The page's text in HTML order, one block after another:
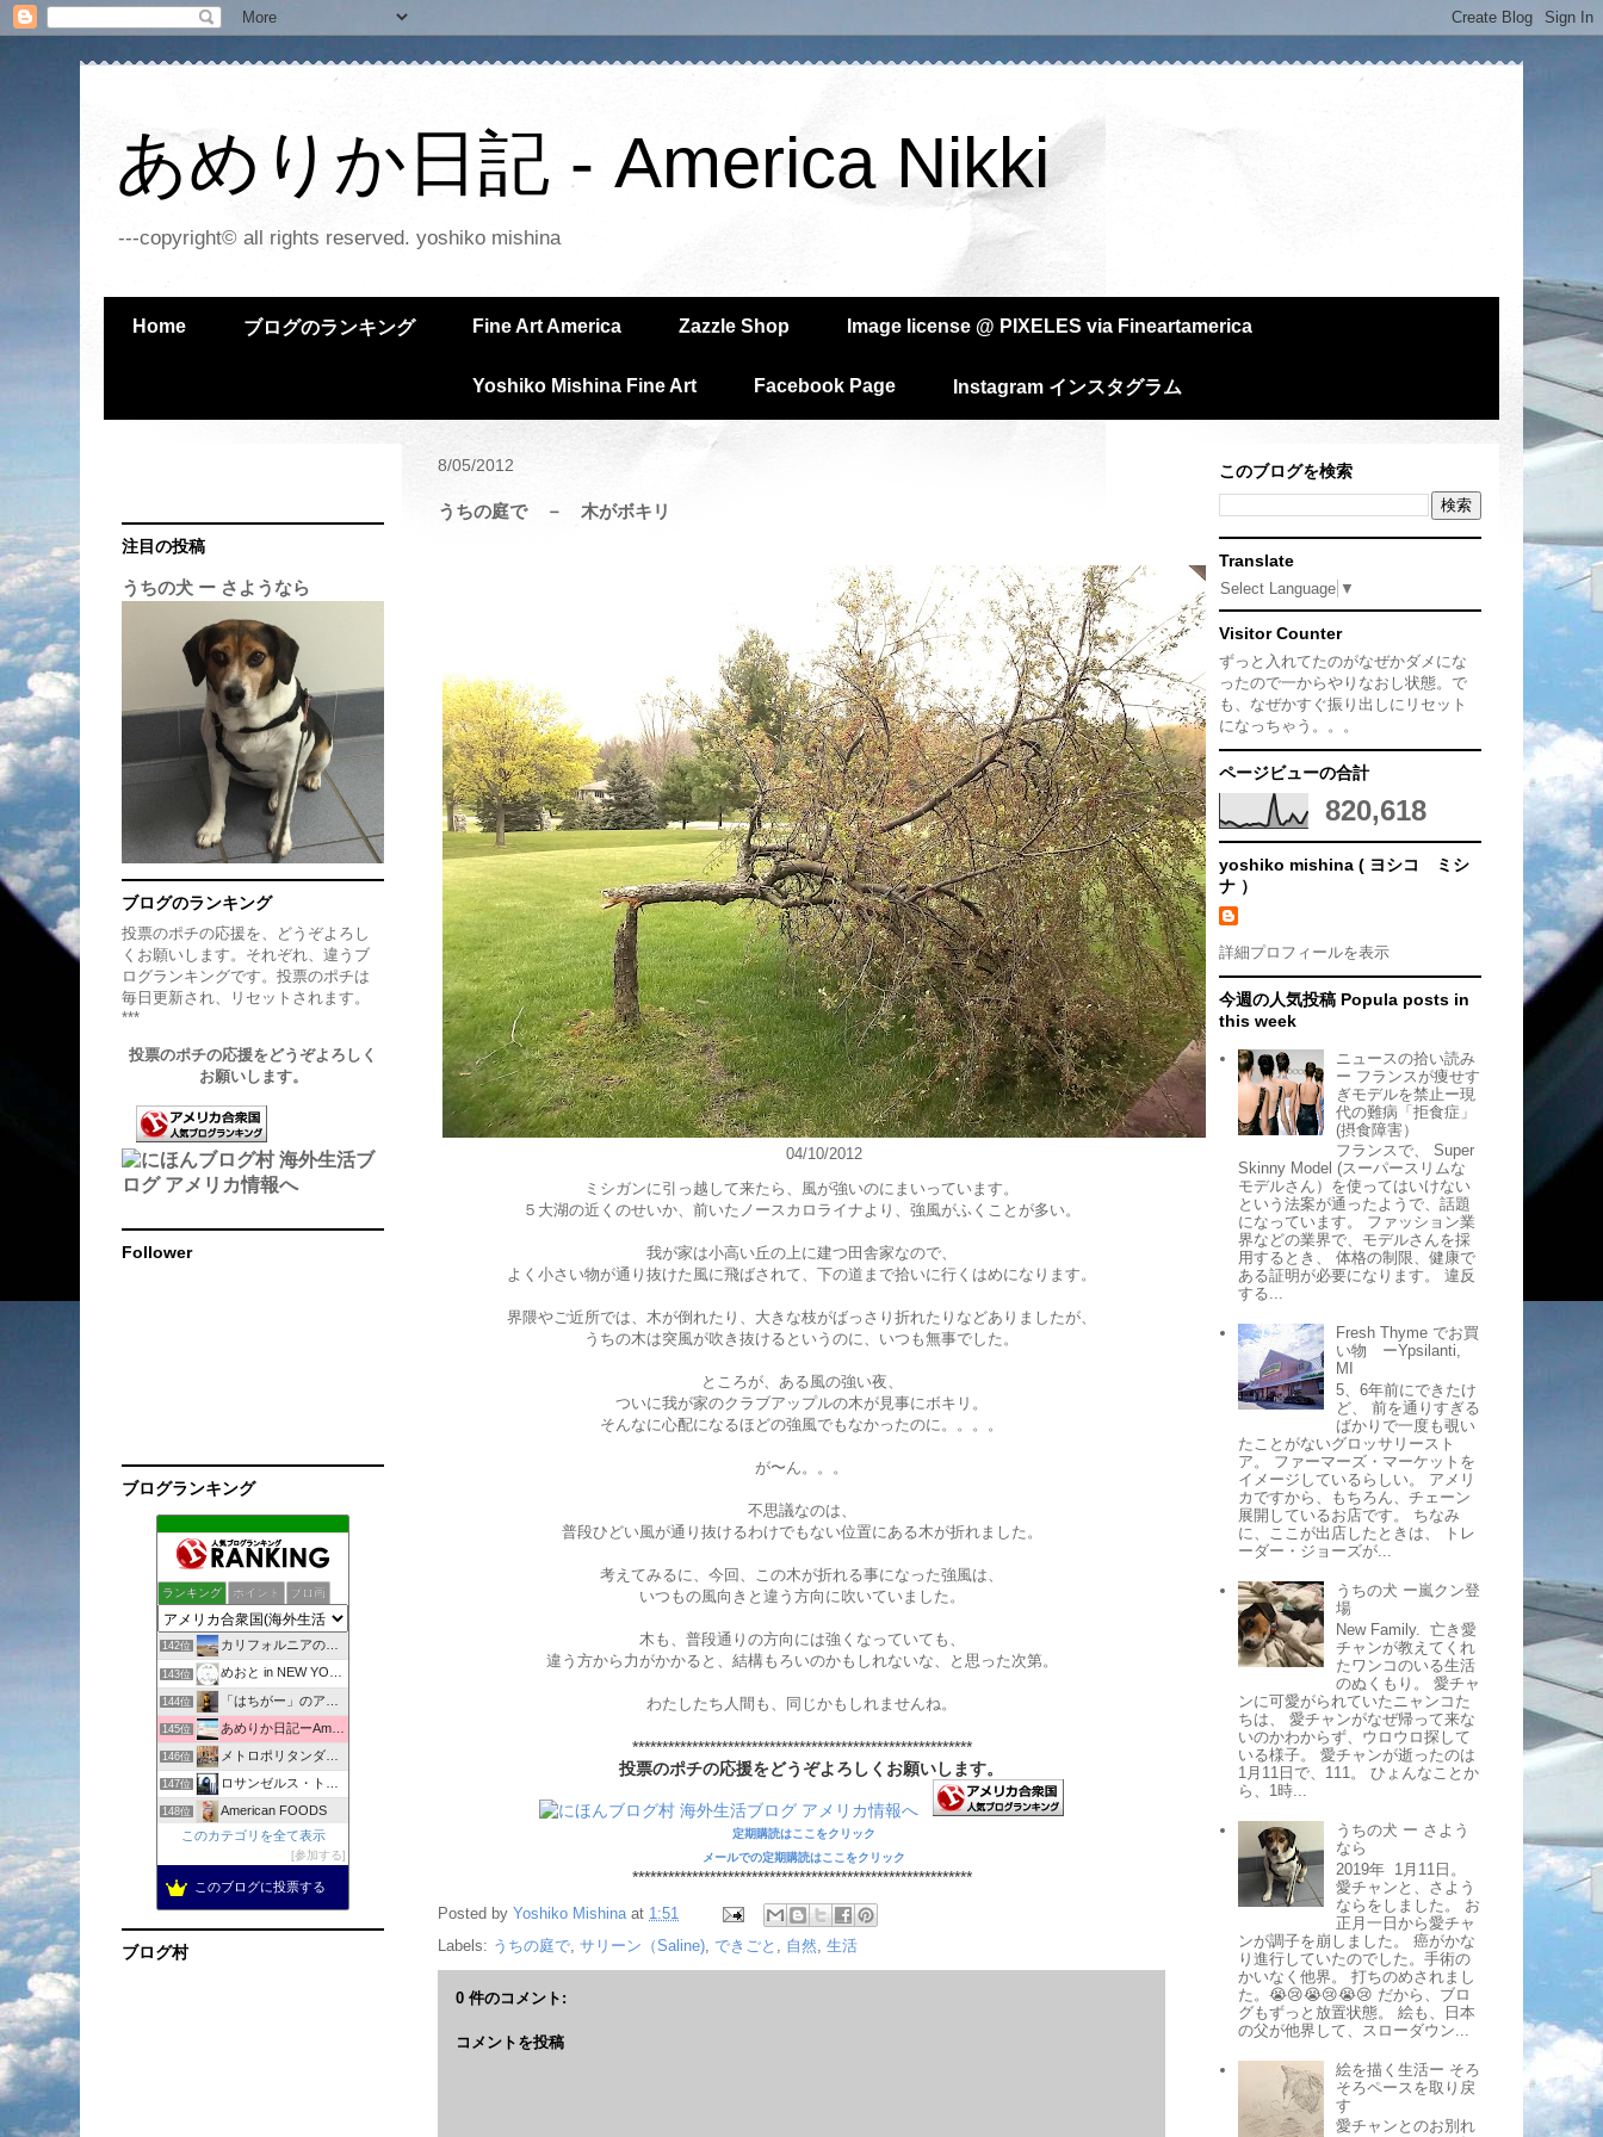
あめりか日記 - America Nikki
---copyright© all rights reserved. yoshiko mishina
Home ブログのランキング Fine Art America Zazzle Shop Image license @ PIXELES via Fineartamerica
Yoshiko Mishina Fine Art Facebook Page Instagram インスタグラム
8/05/2012
うちの庭で － 木がボキリ
04/10/2012
ミシガンに引っ越して来たら、風が強いのにまいっています。
５大湖の近くのせいか、前いたノースカロライナより、強風がふくことが多い。
我が家は小高い丘の上に建つ田舎家なので、
よく小さい物が通り抜けた風に飛ばされて、下の道まで拾いに行くはめになります。
界隈やご近所では、木が倒れたり、大きな枝がばっさり折れたりなどありましたが、
うちの木は突風が吹き抜けるというのに、いつも無事でした。
ところが、ある風の強い夜、
ついに我が家のクラブアップルの木が見事にボキリ。
そんなに心配になるほどの強風でもなかったのに。。。。
が〜ん。。。
不思議なのは、
普段ひどい風が通り抜けるわけでもない位置にある木が折れました。
考えてみるに、今回、この木が折れる事になった強風は、
いつもの風向きと違う方向に吹いていました。
木も、普段通りの方向には強くなっていても、
違う方から力がかかると、結構もろいのかもしれないな、と思った次第。
わたしたち人間も、同じかもしれませんね。
*********************************************************
投票のポチの応援をどうぞよろしくお願いします。
定期購読はここをクリック
メールでの定期購読はここをクリック
*********************************************************
Posted by Yoshiko Mishina at 1:51
Labels: うちの庭で サリーン（Saline) できごと 自然 生活
0 件のコメント:
コメントを投稿
注目の投稿
うちの犬 ー さようなら
ブログのランキング
投票のポチの応援を、どうぞよろし
くお願いします。それぞれ、違うブ
ログランキングです。投票のポチは
毎日更新され、リセットされます。
***
投票のポチの応援をどうぞよろしく
お願いします。
Follower
ブログランキング
ランキング ポイント ブロ画
138位 ニューヨーク掲示板
139位 シリコンバレーロックダウン後日記
140位 Mollylaブログ
141位 coco日誌
142位 カリフォルニアの陽射しの中で
143位 めおと in NEW YORK | ニューヨーク情報サイト
144位 「はちがー」のアメリカの田舎でバタバタと生きてます！駐在中。
145位 あめりか日記ーAmerica Nikkiー
146位 メトロポリタンダイアリー
147位 ロサンゼルス・トーランス・情報ブログ
148位 American FOODS
149位 ハワイ生活の最新お得情報。
150位 まるさん、アメリカ生活の知恵
151位 隣りのミリオネアの節約日記
このカテゴリを全て表示
参加する
このブログに投票する
ブログ村
このブログを検索
Translate
Select Language ▼
Visitor Counter
ずっと入れてたのがなぜかダメにな
ったので一からやりなおし状態。で
も、なぜかすぐ振り出しにリセット
になっちゃう。。。
ページビューの合計
820,618
yoshiko mishina ( ヨシコ ミシ
ナ ）
詳細プロフィールを表示
今週の人気投稿 Popula posts in
this week
ニュースの拾い読み
ー フランスが痩せす
ぎモデルを禁止ー現
代の難病「拒食症」
(摂食障害）
フランスで、 Super
Skinny Model (スーパースリムな
モデルさん）を使ってはいけない
という法案が通ったようで、話題
になっています。 ファッション業
界などの業界で、モデルさんを採
用するとき、 体格の制限、健康で
ある証明が必要になります。 違反
する...
Fresh Thyme でお買
い物 ーYpsilanti,
MI
5、6年前にできたけ
ど、 前を通りすぎる
ばかりで一度も覗い
たことがないグロッサリースト
ア。 ファーマーズ・マーケットを
イメージしているらしい。 アメリ
カですから、もちろん、チェーン
展開しているお店です。 ちなみ
に、ここが出店したときは、 トレ
ーダー・ジョーズが...
うちの犬 ー嵐クン登
場
New Family. 亡き愛
チャンが教えてくれ
たワンコのいる生活
のぬくもり。 愛チャ
ンに可愛がられていたニャンコた
ちは、 愛チャンがなぜ帰って来な
いのかわからず、ウロウロ探して
いる様子。 愛チャンが逝ったのは
1月11日で、111。 ひょんなことか
ら、1時...
うちの犬 ー さよう
なら
2019年 1月11日。
愛チャンと、さよう
ならをしました。 お
正月一日から愛チャ
ンが調子を崩しました。 癌がかな
り進行していたのでした。手術の
かいなく他界。 打ちのめされまし
た。😭😢😭😢😭😢 だから、ブロ
グもずっと放置状態。 絵も、日本
の父が他界して、スローダウン...
絵を描く生活ー そろ
そろペースを取り戻
す
愛チャンとのお別れ